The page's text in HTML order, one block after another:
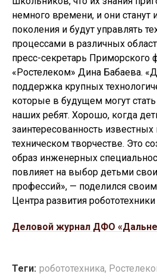
немного времени, и они
поколения и будут управлять
процессами в различных
пресс-секретарь Приморского
«Ростелеком» Дина Бабаева.
поддержка крупных
которые в будущем могут
наших ребят. Хорошо, когда
заинтересованность
техническом творчестве. Это
образ инженерных
повлияет на выбор детьми
профессий», — поделился
Центра развития
Деловой журнал ДФО
Теги: робототехника,